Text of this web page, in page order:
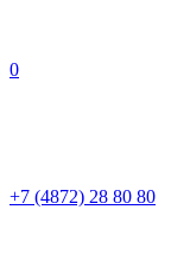
0
+7 (4872) 28 80 80